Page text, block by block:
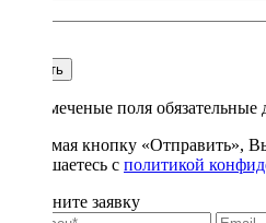
Купить
* - отмеченые поля обязательные
Нажимая кнопку «Отправить»,
соглашаетесь с политикой
Заполните заявку